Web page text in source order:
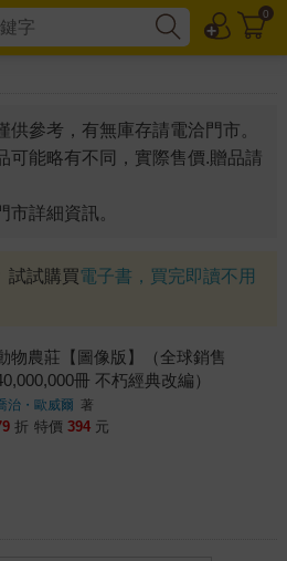
0
參考，有無庫存請電洽門市。
能略有不同，實際售價.贈品請
詳細資訊。
試試購買電子書，買完即讀不用
物農莊【圖像版】（全球銷售
冊 不朽經典改編）
治・歐威爾 著
折 特價 394 元